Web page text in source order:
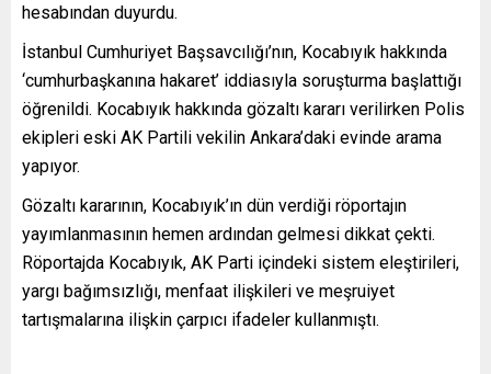
hesabından duyurdu.
İstanbul Cumhuriyet Başsavcılığı’nın, Kocabıyık hakkında
‘cumhurbaşkanına hakaret’ iddiasıyla soruşturma başlattığı
öğrenildi. Kocabıyık hakkında gözaltı kararı verilirken Polis
ekipleri eski AK Partili vekilin Ankara’daki evinde arama
yapıyor.
Gözaltı kararının, Kocabıyık’ın dün verdiği röportajın
yayımlanmasının hemen ardından gelmesi dikkat çekti.
Röportajda Kocabıyık, AK Parti içindeki sistem eleştirileri,
yargı bağımsızlığı, menfaat ilişkileri ve meşruiyet
tartışmalarına ilişkin çarpıcı ifadeler kullanmıştı.